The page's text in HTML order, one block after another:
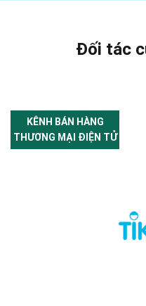
Đối tác
KÊNH BÁN HÀNG
THƯƠNG MẠI ĐIỆN TỬ